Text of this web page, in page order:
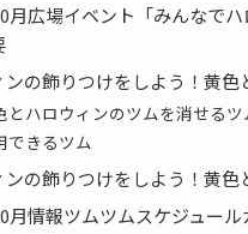
月広場イベント「みんなで
ンの飾りつけをしよう！黄
とハロウィンのツムを消せるツ
できるツム
ンの飾りつけをしよう！黄
月情報ツムツムスケジュール